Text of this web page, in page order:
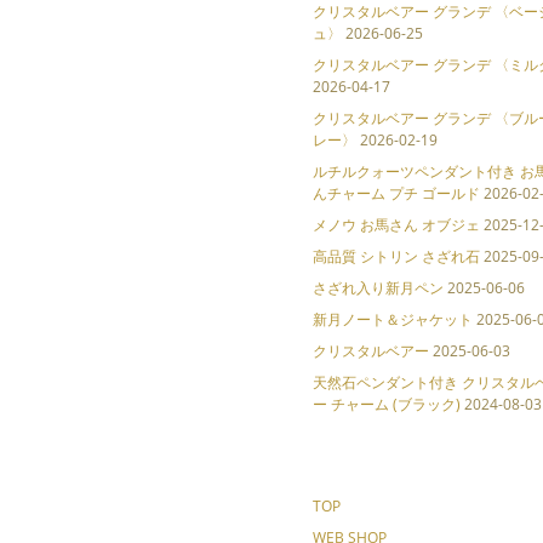
クリスタルベアー グランデ 〈ベー
ュ〉 2026-06-25
クリスタルベアー グランデ 〈ミル
2026-04-17
クリスタルベアー グランデ 〈ブル
レー〉 2026-02-19
ルチルクォーツペンダント付き お
んチャーム プチ ゴールド 2026-
メノウ お馬さん オブジェ 2025-
高品質 シトリン さざれ石2025-
さざれ入り新月ペン 2025-06-06
新月ノート＆ジャケット 2025-06-
クリスタルベアー 2025-06-03
天然石ペンダント付き クリスタル
ー チャーム (ブラック) 2024-08-03
TOP
WEB SHOP